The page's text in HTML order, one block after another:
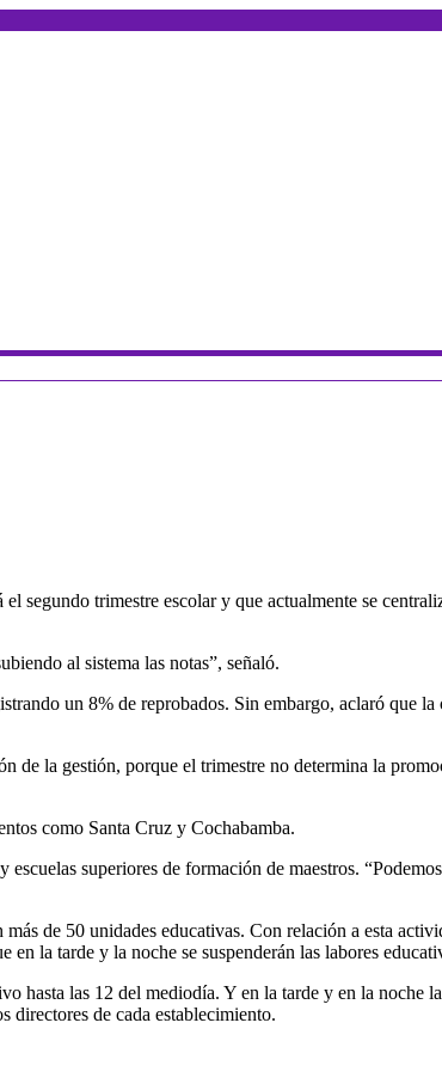
trimestre escolar y que actualmente se
al sistema las notas”, señaló.
un 8% de reprobados. Sin embargo, aclaró que la
de la gestión, porque el trimestre no determina la
como Santa Cruz y Cochabamba.
superiores de formación de maestros.
de 50 unidades educativas. Con relación a esta
la tarde y la noche se suspenderán las labores
hasta las 12 del mediodía. Y en la tarde y en la noche
directores de cada establecimiento.